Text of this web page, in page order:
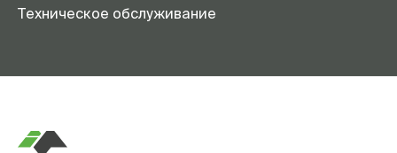
Техническое обслуживание